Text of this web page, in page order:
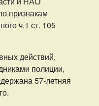
признакам
ч.1 ст. 105
действий,
полиции,
57-летняя